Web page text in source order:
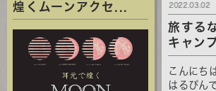
煌くムーンアクセ...
旅する
キャン
こんにち
はるぴん
2022.03.02